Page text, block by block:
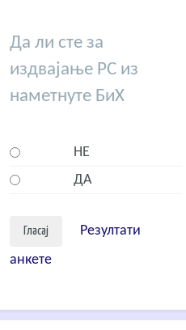
Да ли сте за
издвајање РС из
наметнуте БиХ
НЕ
ДА
Резултати
анкете